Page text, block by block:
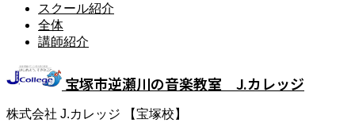
スクール紹介
全体
講師紹介
宝塚市逆瀬川の音楽教室 J.カレッジ
株式会社 J.カレッジ 【宝塚校】